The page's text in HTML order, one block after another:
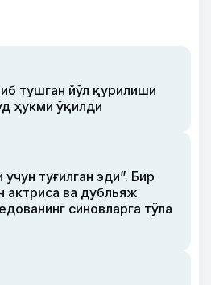
тушган йўл қурилиши
ҳукми ўқилди
туғилган эди”. Бир
актриса ва дубльяж
синовларга тўла